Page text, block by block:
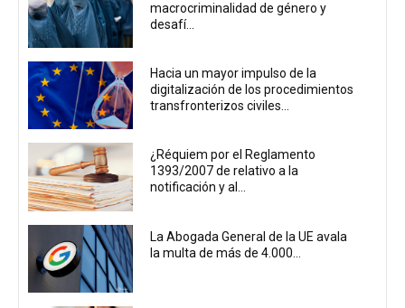
macrocriminalidad de género y
desafí...
Hacia un mayor impulso de la
digitalización de los procedimientos
transfronterizos civiles...
¿Réquiem por el Reglamento
1393/2007 de relativo a la
notificación y al...
La Abogada General de la UE avala
la multa de más de 4.000...